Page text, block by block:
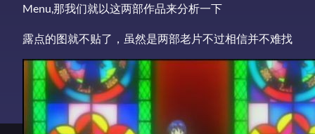
Menu,那我们就以这两部作品来分析一下
露点的图就不贴了，虽然是两部老片不过相信并不难找